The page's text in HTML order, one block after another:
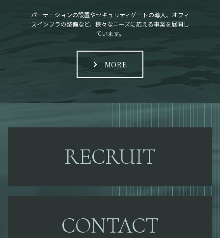
パーテーションの設置やセキュリティゲートの導入、オフィ
スインフラの整備など、様々なニーズに応える事業を展開し
ています。
MORE
RECRUIT
CONTACT